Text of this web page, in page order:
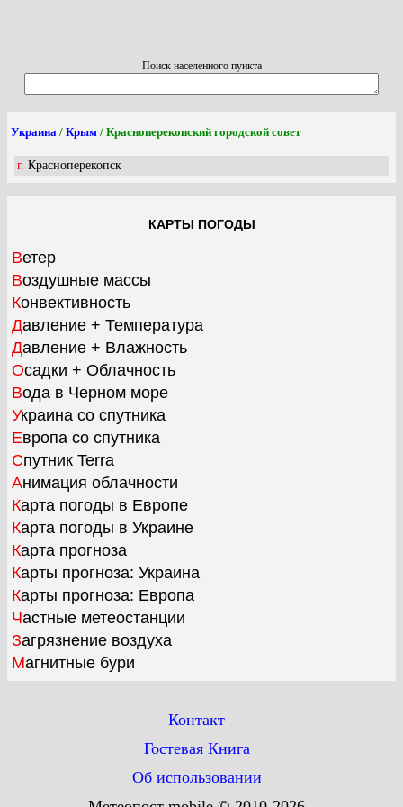
Поиск населенного пункта
Украина / Крым / Красноперекопский городской совет
г. Красноперекопск
КАРТЫ ПОГОДЫ
Ветер
Воздушные массы
Конвективность
Давление + Температура
Давление + Влажность
Осадки + Облачность
Вода в Черном море
Украина со спутника
Европа со спутника
Спутник Terra
Анимация облачности
Карта погоды в Европе
Карта погоды в Украине
Карта прогноза
Карты прогноза: Украина
Карты прогноза: Европа
Частные метеостанции
Загрязнение воздуха
Магнитные бури
Контакт
Гостевая Книга
Об использовании